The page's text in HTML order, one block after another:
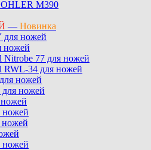
M390
— Новинка
для ножей
ножей
Nitrobe 77 для ножей
RWL-34 для ножей
ножей
ножей
ножей
ножей
ножей